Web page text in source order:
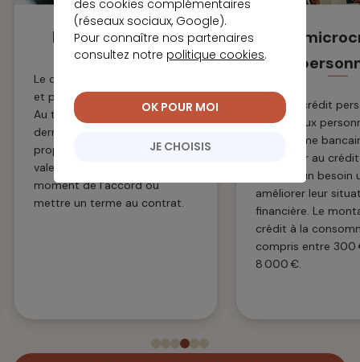
Le leasing (LOA)
Le consommateur loue le bien
et paie un loyer fixe mensuel.
Au terme du contrat, ce
dernier peut en devenir
propriétaire en réglant la
valeur résiduelle fixée au
moment de l’accord ou
mettre un terme au contrat.
Le
Le microcrédit
permet aux
du système
d’accéder au
financer un besoin
améliorer leur
financière. Le
crédit à la
compris entre 300
8 000 €.
1 2 3456
des cookies complémentaires
(réseaux sociaux, Google).
Pour connaître nos partenaires
consultez notre politique cookies.
JE CHOISIS
OK POUR MOI